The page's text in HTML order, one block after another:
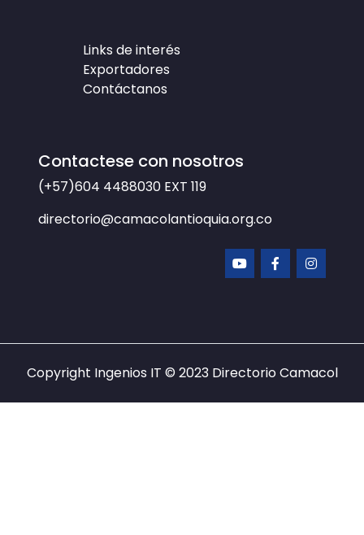
Links de interés
Exportadores
Contáctanos
Contactese con nosotros
(+57)604 4488030 EXT 119
directorio@camacolantioquia.org.co
Copyright Ingenios IT © 2023 Directorio Camacol